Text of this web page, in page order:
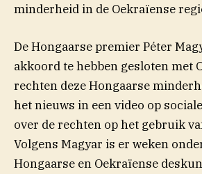
minderheid in de Oekraïense
De Hongaarse premier Péter
akkoord te hebben gesloten met
rechten deze Hongaarse
het nieuws in een video op
over de rechten op het gebruik
Volgens Magyar is er weken
Hongaarse en Oekraïense